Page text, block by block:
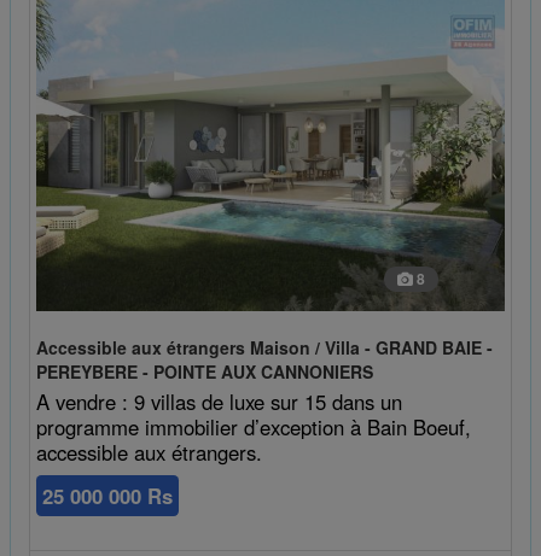
8
Accessible aux étrangers Maison / Villa - GRAND BAIE -
PEREYBERE - POINTE AUX CANNONIERS
A vendre : 9 villas de luxe sur 15 dans un
programme immobilier d’exception à Bain Boeuf,
accessible aux étrangers.
25 000 000 Rs